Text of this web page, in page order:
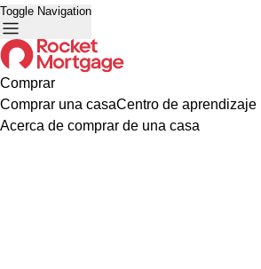
Toggle Navigation
Comprar
Comprar una casaCentro de aprendizaje
Acerca de comprar de una casa